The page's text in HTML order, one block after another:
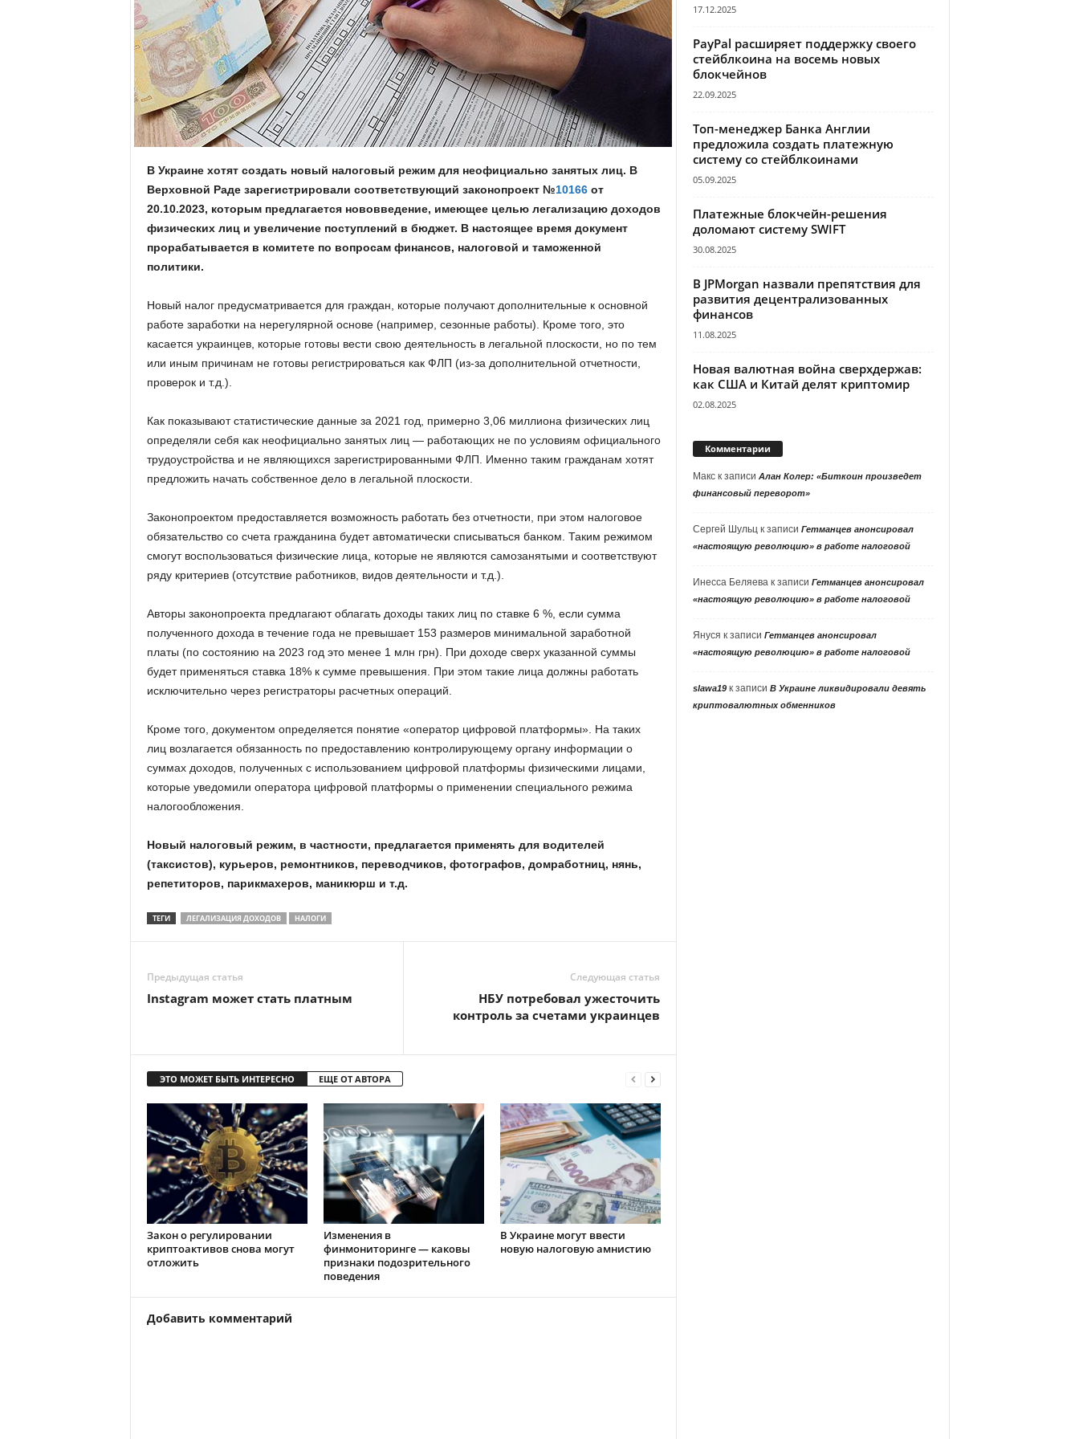
c
o
m
u
a
В Украине хотят создать новый налоговый режим для неофициально занятых лиц. В
Верховной Раде зарегистрировали соответствующий законопроект №10166от
20.10.2023, которым предлагается нововведение, имеющее целью легализацию доходов
физических лиц и увеличение поступлений в бюджет. В настоящее время документ
прорабатывается в комитете по вопросам финансов, налоговой и таможенной
политики.
Новый налог предусматривается для граждан, которые получают дополнительные к основной
работе заработки на нерегулярной основе (например, сезонные работы). Кроме того, это
касается украинцев, которые готовы вести свою деятельность в легальной плоскости, но по тем
или иным причинам не готовы регистрироваться как ФЛП (из-за дополнительной отчетности,
проверок и т.д.).
Как показывают статистические данные за 2021 год, примерно 3,06 миллиона физических лиц
определяли себя как неофициально занятых лиц — работающих не по условиям официального
трудоустройства и не являющихся зарегистрированными ФЛП. Именно таким гражданам хотят
предложить начать собственное дело в легальной плоскости.
Законопроектом предоставляется возможность работать без отчетности, при этом налоговое
обязательство со счета гражданина будет автоматически списываться банком. Таким режимом
смогут воспользоваться физические лица, которые не являются самозанятыми и соответствуют
ряду критериев (отсутствие работников, видов деятельности и т.д.).
Авторы законопроекта предлагают облагать доходы таких лиц по ставке 6 %, если сумма
полученного дохода в течение года не превышает 153 размеров минимальной заработной
платы (по состоянию на 2023 год это менее 1 млн грн). При доходе сверх указанной суммы
будет применяться ставка 18% к сумме превышения. При этом такие лица должны работать
исключительно через регистраторы расчетных операций.
Кроме того, документом определяется понятие «оператор цифровой платформы». На таких
лиц возлагается обязанность по предоставлению контролирующему органу информации о
суммах доходов, полученных с использованием цифровой платформы физическими лицами,
которые уведомили оператора цифровой платформы о применении специального режима
налогообложения.
Новый налоговый режим, в частности, предлагается применять для водителей
(таксистов), курьеров, ремонтников, переводчиков, фотографов, домработниц, нянь,
репетиторов, парикмахеров, маникюрш и т.д.
ТЕГИ ЛЕГАЛИЗАЦИЯ ДОХОДОВ НАЛОГИ
Предыдущая статья
Instagram может стать платным
Следующая статья
НБУ потребовал ужесточить
контроль за счетами украинцев
ЭТО МОЖЕТ БЫТЬ ИНТЕРЕСНО ЕЩЕ ОТ АВТОРА
Закон о регулировании
криптоактивов снова могут
отложить
Изменения в
финмониторинге — каковы
признаки подозрительного
поведения
В Украине могут ввести
новую налоговую амнистию
Добавить комментарий
17.12.2025
PayPal расширяет поддержку своего
стейблкоина на восемь новых
блокчейнов
22.09.2025
Топ-менеджер Банка Англии
предложила создать платежную
систему со стейблкоинами
05.09.2025
Платежные блокчейн-решения
доломают систему SWIFT
30.08.2025
В JPMorgan назвали препятствия для
развития децентрализованных
финансов
11.08.2025
Новая валютная война сверхдержав:
как США и Китай делят криптомир
02.08.2025
Комментарии
Макск записи Алан Колер: «Биткоин произведет
финансовый переворот»
Сергей Шульцк записи Гетманцев анонсировал
«настоящую революцию» в работе налоговой
Инесса Беляевак записи Гетманцев анонсировал
«настоящую революцию» в работе налоговой
Януся к записи Гетманцев анонсировал
«настоящую революцию» в работе налоговой
slawa19к записи В Украине ликвидировали девять
криптовалютных обменников